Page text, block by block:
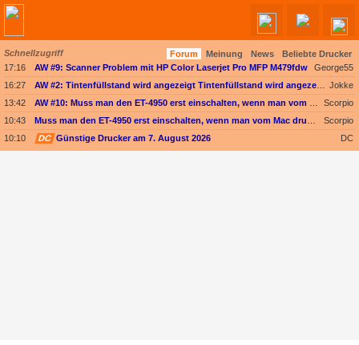
Schnellzugriff Forum Meinung News
Beliebte Drucker
17:16
AW #9: Scanner Problem mit HP Color Laserjet Pro MFP M479fdw
George55
16:27
Jokke
13:42
Scorpio
10:43
Scorpio
10:10
DC Günstige Drucker am 7. August 2026 DC
Angebote werden geladen...